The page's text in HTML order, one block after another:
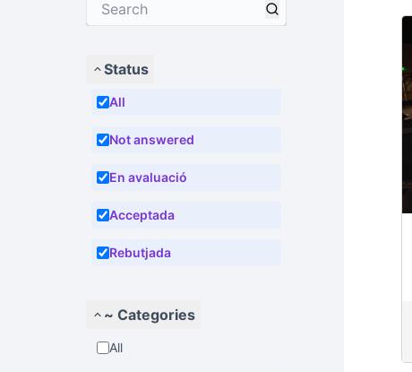
Status
All
Not answered
En avaluació
Acceptada
Rebutjada
~ Categories
All